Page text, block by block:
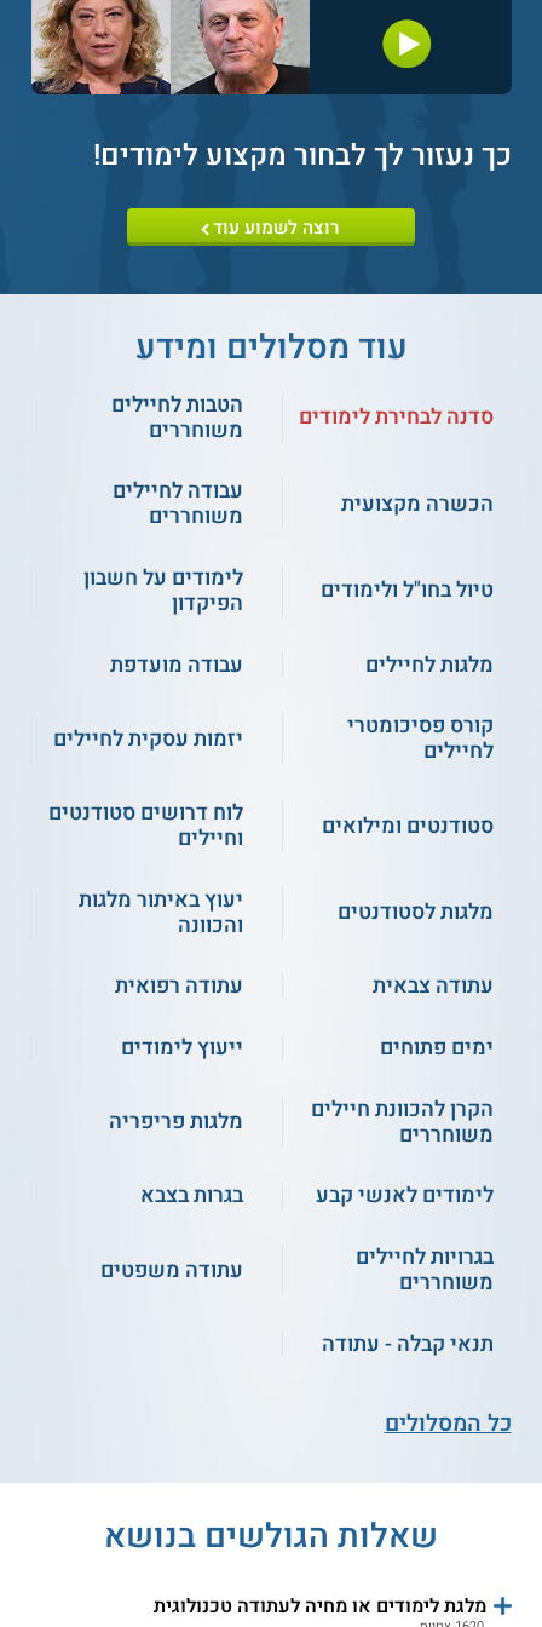
לימודי עתודה טכנולוגית -
אורט הרמלין
לימודי עתודה טכנולוגית
בהנדסת אלקטרוניקה -
אורט הרמלין
אורט סינגאלובסקי
כך נעזור לך לבחור מקצוע לימודים!
רוצה לשמוע עוד
עוד מסלולים ומידע
סדנה לבחירת לימודים
הטבות לחיילים
משוחררים
הכשרה מקצועית
עבודה לחיילים
משוחררים
טיול בחו"ל ולימודים
לימודים על חשבון
הפיקדון
מלגות לחיילים
עבודה מועדפת
קורס פסיכומטרי
לחיילים
יזמות עסקית לחיילים
סטודנטים ומילואים
לוח דרושים סטודנטים
וחיילים
מלגות לסטודנטים
יעוץ באיתור מלגות
והכוונה
עתודה צבאית
עתודה רפואית
ימים פתוחים
ייעוץ לימודים
הקרן להכוונת חיילים
משוחררים
מלגות פריפריה
לימודים לאנשי קבע
בגרות בצבא
בגרויות לחיילים
משוחררים
עתודה משפטים
תנאי קבלה - עתודה
כל המסלולים
שאלות הגולשים בנושא
מלגת לימודים או מחיה לעתודה טכנולוגית